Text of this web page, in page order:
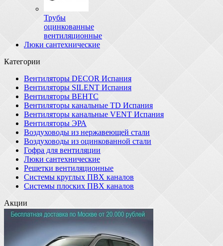
Трубы
оцинкованные
вентиляционные
Люки сантехнические
Категории
Вентиляторы DECOR Испания
Вентиляторы SILENT Испания
Вентиляторы ВЕНТС
Вентиляторы канальные TD Испания
Вентиляторы канальные VENT Испания
Вентиляторы ЭРА
Воздуховоды из нержавеющей стали
Воздуховоды из оцинкованной стали
Гофра для вентиляции
Люки сантехнические
Решетки вентиляционные
Системы круглых ПВХ каналов
Системы плоских ПВХ каналов
Акции